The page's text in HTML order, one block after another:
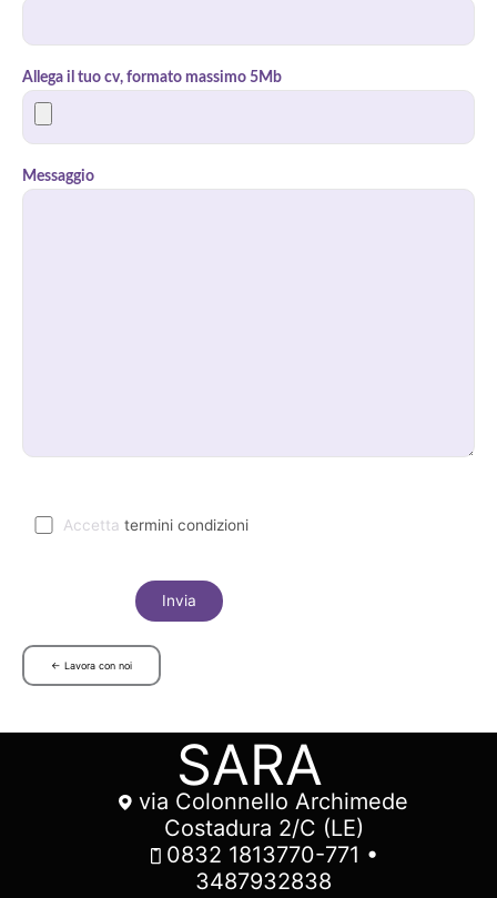
Allega il tuo cv, formato massimo 5Mb
Messaggio
Accetta termini condizioni
← Lavora con noi
SARA
via Colonnello Archimede
Costadura 2/C (LE)
0832 1813770-771 •
3487932838